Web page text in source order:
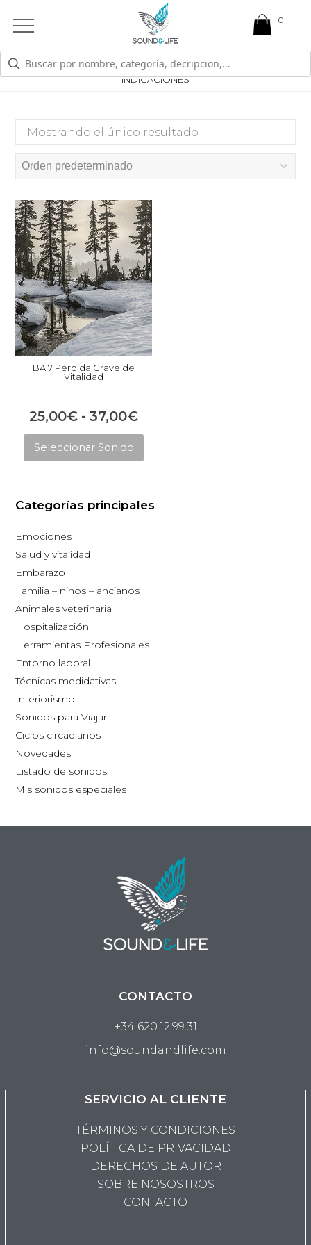
Open
Menu
ENVIO POSTAL / PENDRIVE / FORMATO WAV + MP3 +
INDICACIONES
Mostrando el único resultado
BA17 Pérdida Grave de
Vitalidad
25,00€ - 37,00€Rango
de
precios:
25,00€
Seleccionar Sonido
Este
variantes.
página
Categorías principales
Emociones
Salud y vitalidad
Embarazo
Familia – niños – ancianos
Animales veterinaria
Hospitalización
Herramientas Profesionales
Entorno laboral
Técnicas medidativas
Interiorismo
Sonidos para Viajar
Ciclos circadianos
Novedades
Listado de sonidos
Mis sonidos especiales
CONTACTO
+34 620.12.99.31
info@soundandlife.com
SERVICIO AL CLIENTE
TÉRMINOS Y CONDICIONES
POLÍTICA DE PRIVACIDAD
DERECHOS DE AUTOR
SOBRE NOSOSTROS
CONTACTO
0